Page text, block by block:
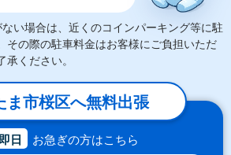
い場合は、近くのコインパーキング等に駐
その際の駐車料金はお客様にご負担いただ
ください。
ま市桜区へ無料出張
日 お急ぎの方はこちら